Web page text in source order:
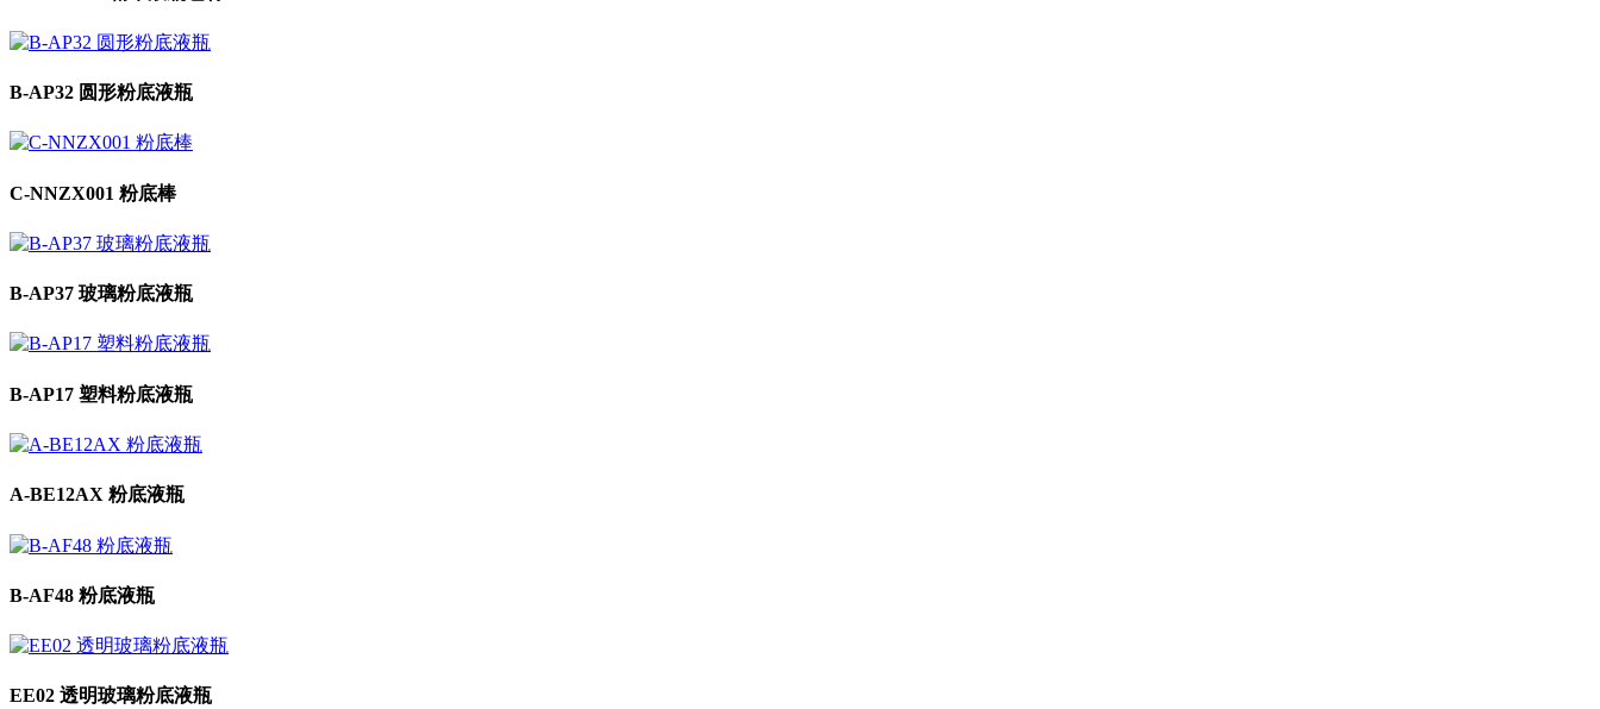
B-AP32 圆形粉底液瓶
C-NNZX001 粉底棒
B-AP37 玻璃粉底液瓶
B-AP17 塑料粉底液瓶
A-BE12AX 粉底液瓶
B-AF48 粉底液瓶
EE02 透明玻璃粉底液瓶